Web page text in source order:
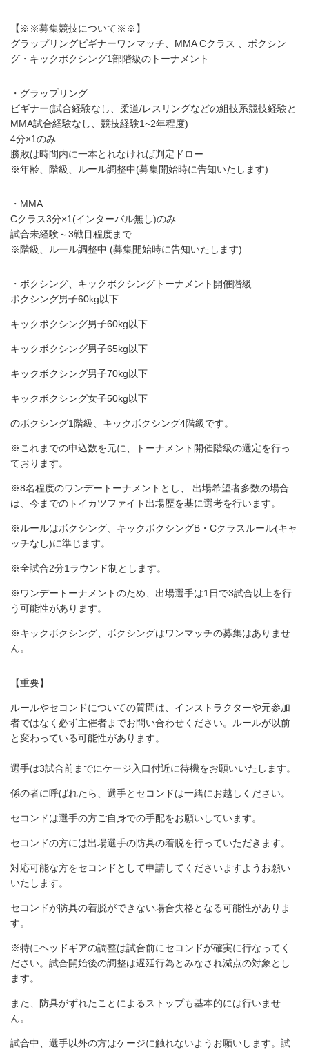
【※※募集競技について※※】
グラップリングビギナーワンマッチ、MMA Cクラス 、ボクシン
グ・キックボクシング1部階級のトーナメント
・グラップリング
ビギナー(試合経験なし、柔道/レスリングなどの組技系競技経験と
MMA試合経験なし、競技経験1~2年程度)
4分×1のみ
勝敗は時間内に一本とれなければ判定ドロー
※年齢、階級、ルール調整中(募集開始時に告知いたします)
・MMA
Cクラス3分×1(インターバル無し)のみ
試合未経験～3戦目程度まで
※階級、ルール調整中 (募集開始時に告知いたします)
・ボクシング、キックボクシングトーナメント開催階級
ボクシング男子60kg以下
キックボクシング男子60kg以下
キックボクシング男子65kg以下
キックボクシング男子70kg以下
キックボクシング女子50kg以下
のボクシング1階級、キックボクシング4階級です。
※これまでの申込数を元に、トーナメント開催階級の選定を行っ
ております。
※8名程度のワンデートーナメントとし、 出場希望者多数の場合
は、今までのトイカツファイト出場歴を基に選考を行います。
※ルールはボクシング、キックボクシングB・Cクラスルール(キャ
ッチなし)に準じます。
※全試合2分1ラウンド制とします。
※ワンデートーナメントのため、出場選手は1日で3試合以上を行
う可能性があります。
※キックボクシング、ボクシングはワンマッチの募集はありませ
ん。
【重要】
ルールやセコンドについての質問は、インストラクターや元参加
者ではなく必ず主催者までお問い合わせください。ルールが以前
と変わっている可能性があります。
選手は3試合前までにケージ入口付近に待機をお願いいたします。
係の者に呼ばれたら、選手とセコンドは一緒にお越しください。
セコンドは選手の方ご自身での手配をお願いしています。
セコンドの方には出場選手の防具の着脱を行っていただきます。
対応可能な方をセコンドとして申請してくださいますようお願い
いたします。
セコンドが防具の着脱ができない場合失格となる可能性がありま
す。
※特にヘッドギアの調整は試合前にセコンドが確実に行なってく
ださい。試合開始後の調整は遅延行為とみなされ減点の対象とし
ます。
また、防具がずれたことによるストップも基本的には行いませ
ん。
試合中、選手以外の方はケージに触れないようお願いします。試